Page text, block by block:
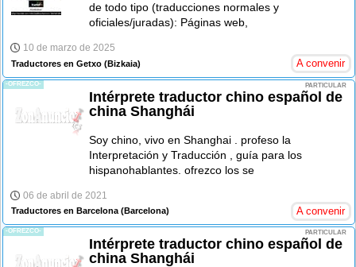
de todo tipo (traducciones normales y
oficiales/juradas): Páginas web,
10 de marzo de 2025
Traductores en Getxo (Bizkaia) A convenir
-OFREZCO- PARTICULAR
Intérprete traductor chino español de
china Shanghái
Soy chino, vivo en Shanghai . profeso la
Interpretación y Traducción , guía para los
hispanohablantes. ofrezco los se
06 de abril de 2021
Traductores en Barcelona (Barcelona) A convenir
-OFREZCO- PARTICULAR
Intérprete traductor chino español de
china Shanghái